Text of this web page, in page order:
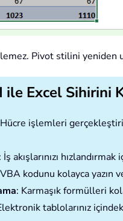
Pivot stilini
ile Excel Sihirini
işlemleri
İş akışlarınızı
kodunu kolayca yazın
: Karmaşık formülleri
tablolarınız